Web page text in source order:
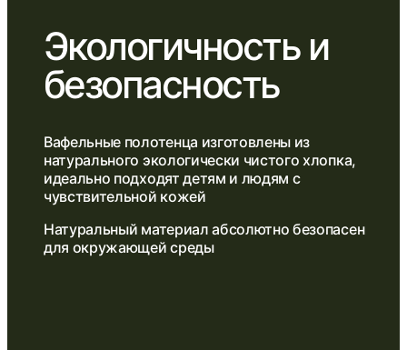
Экологичность и
безопасность
Вафельные полотенца изготовлены из
натурального экологически чистого хлопка,
идеально подходят детям и людям с
чувствительной кожей
Натуральный материал абсолютно безопасен
для окружающей среды